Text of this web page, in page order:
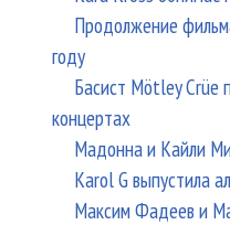
Продолжение
году
Басист Mötley Crüe
концертах
Мадонна и Кайли
Karol G выпустила
Максим Фадеев и